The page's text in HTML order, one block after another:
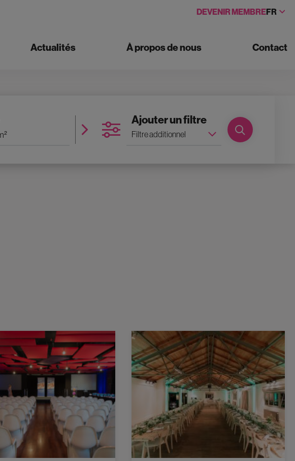
DEVENIR MEMBREFR
Actualités À propos de nous Contact
Nombre de salles
Ajouter un filtre